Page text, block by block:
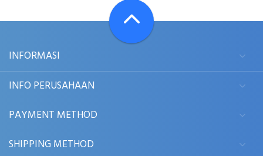
INFORMASI
INFO PERUSAHAAN
PAYMENT METHOD
SHIPPING METHOD